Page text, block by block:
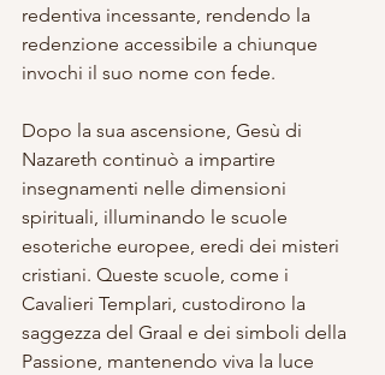
redentiva incessante, rendendo la
redenzione accessibile a chiunque
invochi il suo nome con fede.
Dopo la sua ascensione, Gesù di
Nazareth continuò a impartire
insegnamenti nelle dimensioni
spirituali, illuminando le scuole
esoteriche europee, eredi dei misteri
cristiani. Queste scuole, come i
Cavalieri Templari, custodirono la
saggezza del Graal e dei simboli della
Passione, mantenendo viva la luce